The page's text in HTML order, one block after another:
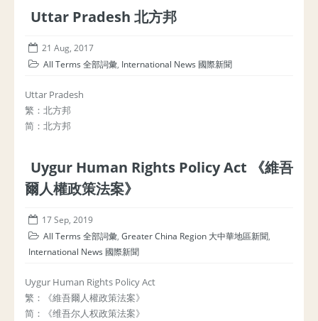
Uttar Pradesh 北方邦
21 Aug, 2017
All Terms 全部詞彙, International News 國際新聞
Uttar Pradesh
繁：北方邦
简：北方邦
Uygur Human Rights Policy Act 《維吾
爾人權政策法案》
17 Sep, 2019
All Terms 全部詞彙, Greater China Region 大中華地區新聞,
International News 國際新聞
Uygur Human Rights Policy Act
繁：《維吾爾人權政策法案》
简：《维吾尔人权政策法案》